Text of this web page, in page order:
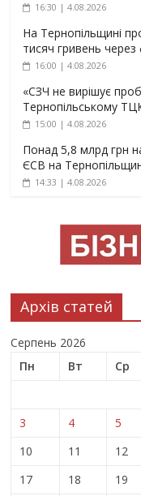
16:30 | 4.08.2026
На Тернопільщині
тисяч гривень
16:00 | 4.08.2026
«СЗЧ не вирішує
Тернопільському
15:00 | 4.08.2026
Понад 5,8 млрд грн на
ЄСВ на
14:33 | 4.08.2026
Архів статей
Серпень 2026
Пн
Вт Ср
3
4 5
10
11 12
17
18 19